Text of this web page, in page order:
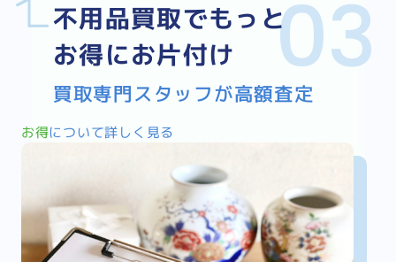
不用品買取でもっと
お得にお片付け
買取専門スタッフが高額査定
お得について詳しく見る